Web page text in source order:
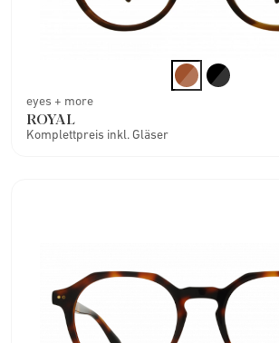
eyes + more
ROYAL
Komplettpreis inkl. Gläser